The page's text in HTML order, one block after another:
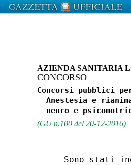
AZIENDA SANITARIA
CONCORSO
Concorsi pubblici
Anestesia e
(GU n.100 del 20-12-2016)
Sono stati